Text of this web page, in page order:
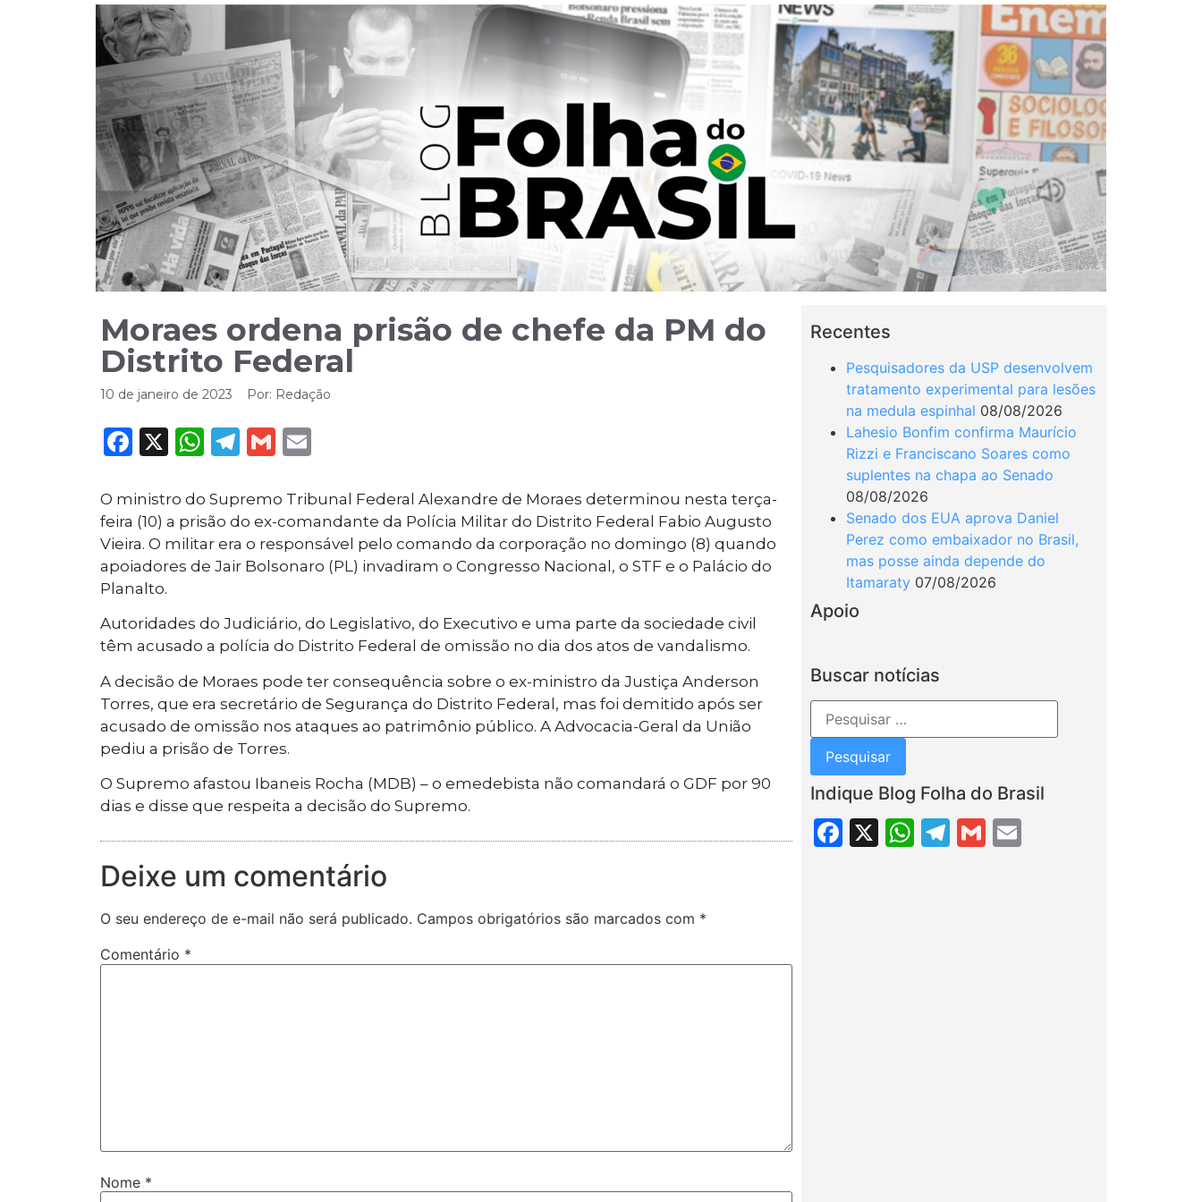
Moraes ordena prisão de chefe da PM do
Distrito Federal
10 de janeiro de 2023 Por: Redação
Facebook
X WhatsApp
Telegram
Gmail
O ministro do Supremo Tribunal Federal Alexandre de Moraes determinou nesta terça-
feira (10) a prisão do ex-comandante da Polícia Militar do Distrito Federal Fabio Augusto
Vieira. O militar era o responsável pelo comando da corporação no domingo (8) quando
apoiadores de Jair Bolsonaro (PL) invadiram o Congresso Nacional, o STF e o Palácio do
Planalto.
Autoridades do Judiciário, do Legislativo, do Executivo e uma parte da sociedade civil
têm acusado a polícia do Distrito Federal de omissão no dia dos atos de vandalismo.
A decisão de Moraes pode ter consequência sobre o ex-ministro da Justiça Anderson
Torres, que era secretário de Segurança do Distrito Federal, mas foi demitido após ser
acusado de omissão nos ataques ao patrimônio público. A Advocacia-Geral da União
pediu a prisão de Torres.
O Supremo afastou Ibaneis Rocha (MDB) – o emedebista não comandará o GDF por 90
dias e disse que respeita a decisão do Supremo.
Deixe um comentário
O seu endereço de e-mail não será publicado. Campos obrigatórios são marcados com *
Comentário *
Nome *
Recentes
Pesquisadores da USP desenvolvem
tratamento experimental para lesões
na medula espinhal 08/08/2026
Lahesio Bonfim confirma Maurício
Rizzi e Franciscano Soares como
suplentes na chapa ao Senado
08/08/2026
Senado dos EUA aprova Daniel
Perez como embaixador no Brasil,
mas posse ainda depende do
Itamaraty 07/08/2026
Apoio
Buscar notícias
Indique Blog Folha do Brasil
Facebook
X WhatsApp
Telegram
Gmail